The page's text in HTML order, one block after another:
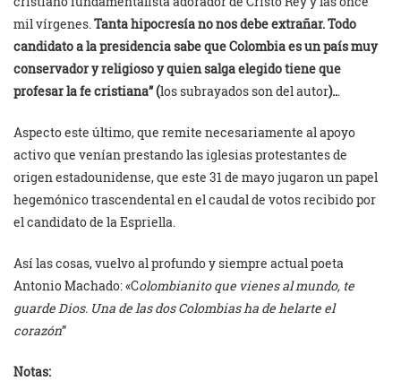
mil vírgenes.Tanta hipocresía no nos debe extrañar. Todo
candidato a la presidencia sabe que Colombia es un país muy
conservador y religioso y quien salga elegido tiene que
profesar la fe cristiana” (los subrayados son del autor)...
Aspecto este último, que remite necesariamente al apoyo
activo que venían prestando las iglesias protestantes de
origen estadounidense, que este 31 de mayo jugaron un papel
hegemónico trascendental en el caudal de votos recibido por
el candidato de la Espriella.
Así las cosas, vuelvo al profundo y siempre actual poeta
Antonio Machado: «Colombianito que vienes al mundo, te
guarde Dios. Una de las dos Colombias ha de helarte el
corazón”
Notas: